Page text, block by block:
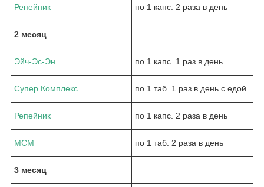
Репейник по 1 капс. 2 раза в день
2 месяц
Эйч-Эс-Эн по 1 капс. 1 раз в день
Супер Комплекс по 1 таб. 1 раз в день с едой
Репейник по 1 капс. 2 раза в день
МСМ по 1 таб. 2 раза в день
3 месяц